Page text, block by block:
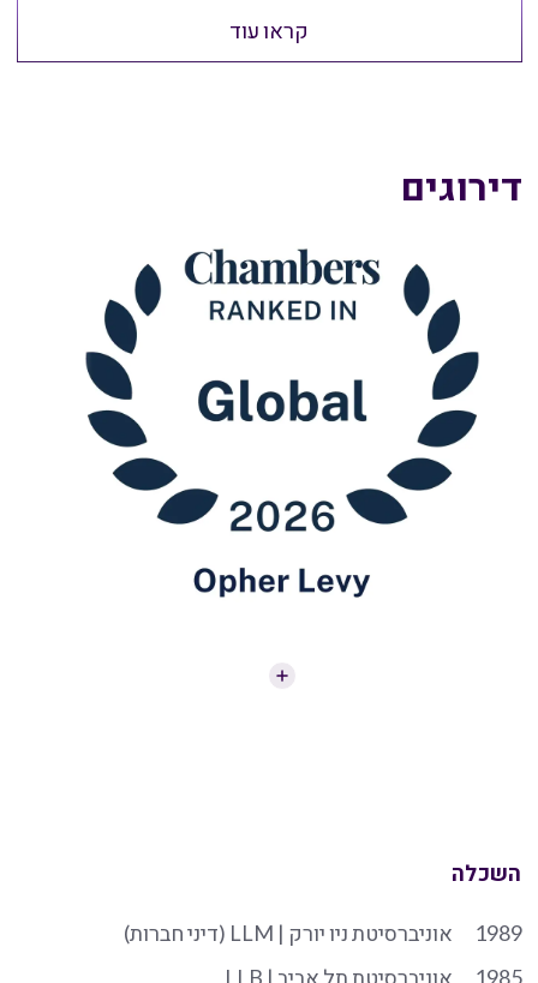
קראו עוד
דירוגים
השכלה
1989
אוניברסיטת ניו יורק | LLM (דיני חברות)
1985
אוניברסיטת תל אביב | LLB